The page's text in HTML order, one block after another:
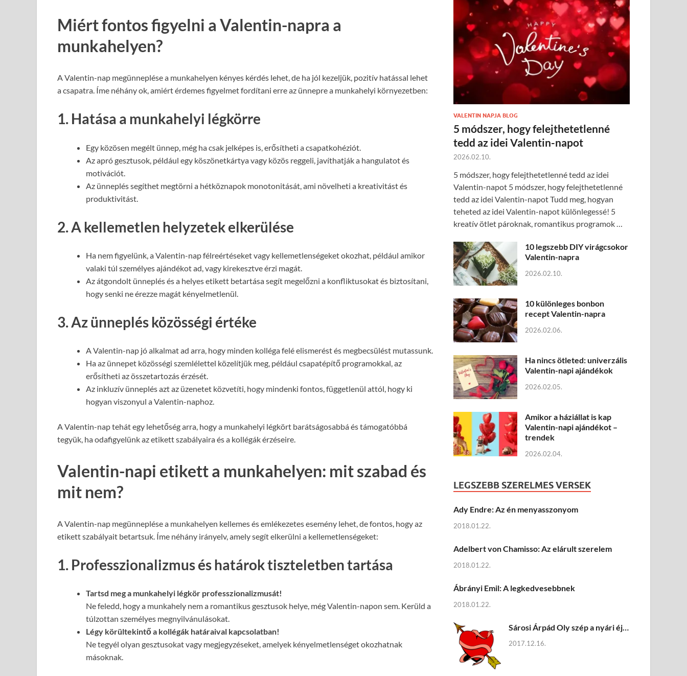
Miért fontos figyelni a Valentin-napra a
munkahelyen?
A Valentin-nap megünneplése a munkahelyen kényes kérdés lehet, de ha jól kezeljük, pozitív hatással lehet
a csapatra. Íme néhány ok, amiért érdemes figyelmet fordítani erre az ünnepre a munkahelyi környezetben:
1. Hatása a munkahelyi légkörre
Egy közösen megélt ünnep, még ha csak jelképes is, erősítheti a csapatkohéziót.
Az apró gesztusok, például egy köszönetkártya vagy közös reggeli, javíthatják a hangulatot és
motivációt.
Az ünneplés segíthet megtörni a hétköznapok monotonitását, ami növelheti a kreativitást és
produktivitást.
2. A kellemetlen helyzetek elkerülése
Ha nem figyelünk, a Valentin-nap félreértéseket vagy kellemetlenségeket okozhat, például amikor
valaki túl személyes ajándékot ad, vagy kirekesztve érzi magát.
Az átgondolt ünneplés és a helyes etikett betartása segít megelőzni a konfliktusokat és biztosítani,
hogy senki ne érezze magát kényelmetlenül.
3. Az ünneplés közösségi értéke
A Valentin-nap jó alkalmat ad arra, hogy minden kolléga felé elismerést és megbecsülést mutassunk.
Ha az ünnepet közösségi szemlélettel közelítjük meg, például csapatépítő programokkal, az
erősítheti az összetartozás érzését.
Az inkluzív ünneplés azt az üzenetet közvetíti, hogy mindenki fontos, függetlenül attól, hogy ki
hogyan viszonyul a Valentin-naphoz.
A Valentin-nap tehát egy lehetőség arra, hogy a munkahelyi légkört barátságosabbá és támogatóbbá
tegyük, ha odafigyelünk az etikett szabályaira és a kollégák érzéseire.
Valentin-napi etikett a munkahelyen: mit szabad és
mit nem?
A Valentin-nap megünneplése a munkahelyen kellemes és emlékezetes esemény lehet, de fontos, hogy az
etikett szabályait betartsuk. Íme néhány irányelv, amely segít elkerülni a kellemetlenségeket:
1. Professzionalizmus és határok tiszteletben tartása
Tartsd meg a munkahelyi légkör professzionalizmusát!
Ne feledd, hogy a munkahely nem a romantikus gesztusok helye, még Valentin-napon sem. Kerüld a
túlzottan személyes megnyilvánulásokat.
Légy körültekintő a kollégák határaival kapcsolatban!
Ne tegyél olyan gesztusokat vagy megjegyzéseket, amelyek kényelmetlenséget okozhatnak
másoknak.
VALENTIN NAPJA BLOG
5 módszer, hogy felejthetetlenné
tedd az idei Valentin-napot
2026.02.10.
5 módszer, hogy felejthetetlenné tedd az idei
Valentin-napot 5 módszer, hogy felejthetetlenné
tedd az idei Valentin-napot Tudd meg, hogyan
teheted az idei Valentin-napot különlegessé! 5
kreatív ötlet pároknak, romantikus programok …
10 legszebb DIY virágcsokor
Valentin-napra
2026.02.10.
10 különleges bonbon
recept Valentin-napra
2026.02.06.
Ha nincs ötleted: univerzális
Valentin-napi ajándékok
2026.02.05.
Amikor a háziállat is kap
Valentin-napi ajándékot –
trendek
2026.02.04.
LEGSZEBB SZERELMES VERSEK
Ady Endre: Az én menyasszonyom
2018.01.22.
Adelbert von Chamisso: Az elárult szerelem
2018.01.22.
Ábrányi Emil: A legkedvesebbnek
2018.01.22.
Sárosi Árpád Oly szép a nyári éj…
2017.12.16.